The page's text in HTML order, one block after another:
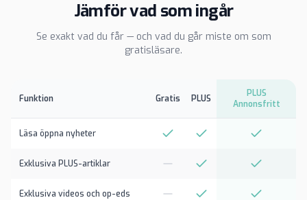
Jämför vad som ingår
Se exakt vad du får — och vad du går miste om som
gratisläsare.
Funktion Gratis PLUS
PLUS
Annonsfritt
Läsa öppna nyheter
Exklusiva PLUS-artiklar
Exklusiva videos och op-eds